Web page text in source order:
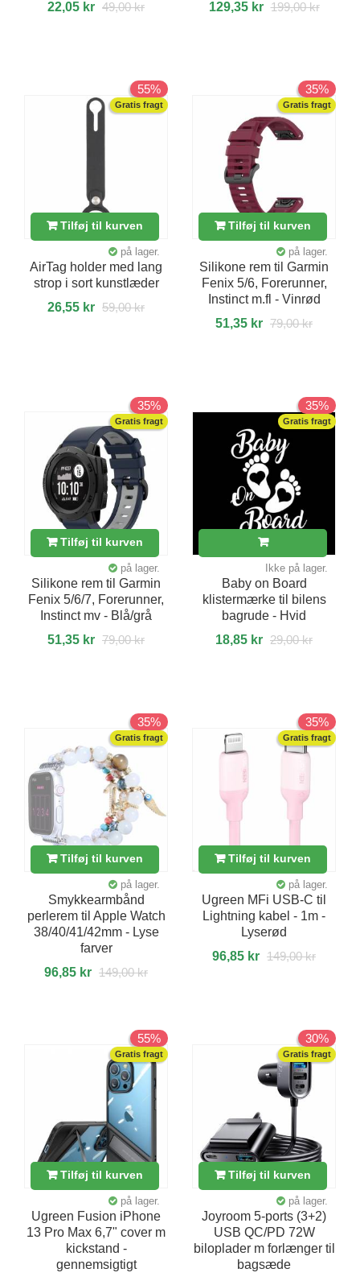
22,05 kr 49,00 kr 129,35 kr 199,00 kr
55%
Gratis fragt
Tilføj til kurven
på lager.
AirTag holder med lang
strop i sort kunstlæder
26,55 kr 59,00 kr
35%
Gratis fragt
Tilføj til kurven
på lager.
Silikone rem til Garmin
Fenix 5/6, Forerunner,
Instinct m.fl - Vinrød
51,35 kr 79,00 kr
35%
Gratis fragt
Tilføj til kurven
på lager.
Silikone rem til Garmin
Fenix 5/6/7, Forerunner,
Instinct mv - Blå/grå
51,35 kr 79,00 kr
35%
Gratis fragt
Ikke på lager.
Baby on Board
klistermærke til bilens
bagrude - Hvid
18,85 kr 29,00 kr
35%
Gratis fragt
Tilføj til kurven
på lager.
Smykkearmbånd
perlerem til Apple Watch
38/40/41/42mm - Lyse
farver
96,85 kr 149,00 kr
35%
Gratis fragt
Tilføj til kurven
på lager.
Ugreen MFi USB-C til
Lightning kabel - 1m -
Lyserød
96,85 kr 149,00 kr
55%
Gratis fragt
Tilføj til kurven
på lager.
Ugreen Fusion iPhone
13 Pro Max 6,7" cover m
kickstand -
gennemsigtigt
30%
Gratis fragt
Tilføj til kurven
på lager.
Joyroom 5-ports (3+2)
USB QC/PD 72W
biloplader m forlænger til
bagsæde